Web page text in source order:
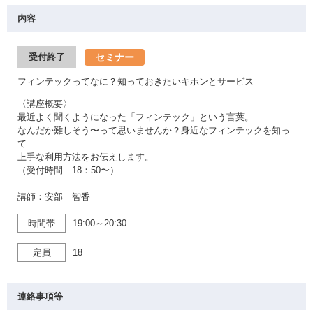
内容
受付終了 セミナー
フィンテックってなに？知っておきたいキホンとサービス
〈講座概要〉
最近よく聞くようになった「フィンテック」という言葉。
なんだか難しそう〜って思いませんか？身近なフィンテックを知っ
て
上手な利用方法をお伝えします。
（受付時間 18：50〜）
講師：安部 智香
時間帯 19:00～20:30
定員 18
連絡事項等